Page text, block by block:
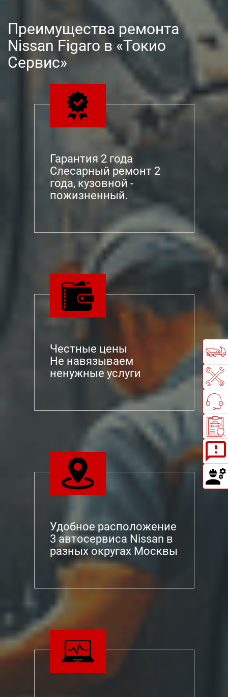
Преимущества ремонта
Nissan Figaro в «Токио
Сервис»
Гарантия 2 года
Слесарный ремонт 2
года, кузовной -
пожизненный.
Честные цены
Не навязываем
ненужные услуги
Удобное расположение
3 автосервиса Nissan в
разных округах Москвы